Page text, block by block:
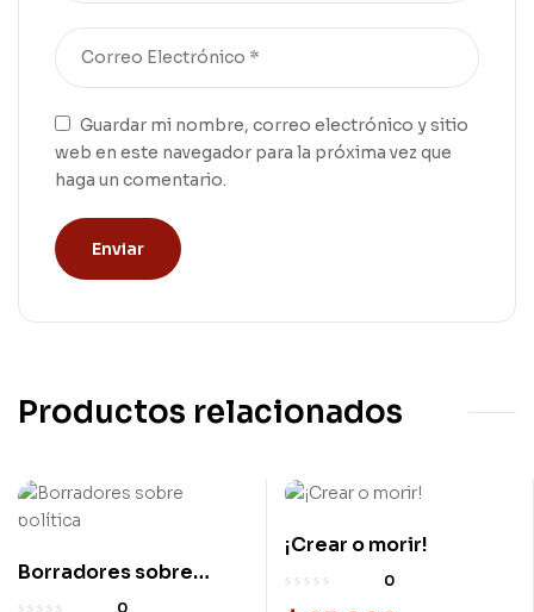
Guardar mi nombre, correo electrónico y sitio
web en este navegador para la próxima vez que
haga un comentario.
Productos relacionados
Borradores sobre
política
0
¡Crear o morir!
0